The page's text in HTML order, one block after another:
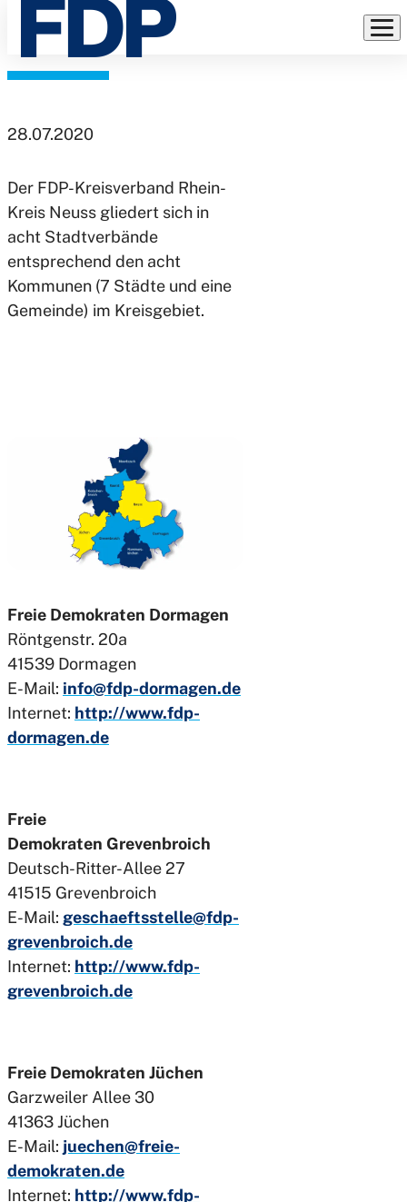
Direkt
Inhalt
Vor Ort
28.07.2020
Der FDP-Kreisverband Rhein-
Kreis Neuss gliedert sich in
acht Stadtverbände
entsprechend den acht
Kommunen (7 Städte und eine
Gemeinde) im Kreisgebiet.
Freie Demokraten Dormagen
Röntgenstr. 20a
41539 Dormagen
E-Mail: info@fdp-dormagen.de
Internet: http://www.fdp-
dormagen.de
Freie
Demokraten Grevenbroich
Deutsch-Ritter-Allee 27
41515 Grevenbroich
E-Mail: geschaeftsstelle@fdp-
grevenbroich.de
Internet: http://www.fdp-
grevenbroich.de
Freie Demokraten Jüchen
Garzweiler Allee 30
41363 Jüchen
E-Mail: juechen@freie-
demokraten.de
Internet: http://www.fdp-